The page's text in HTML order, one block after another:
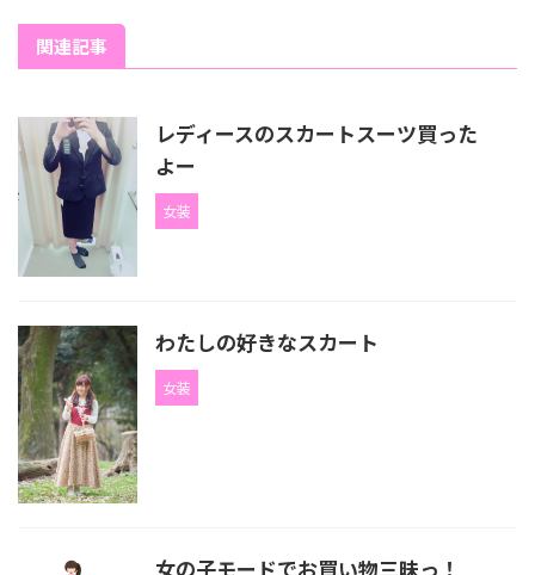
関連記事
レディースのスカートスーツ買った
よー
女装
わたしの好きなスカート
女装
女の子モードでお買い物三昧っ！